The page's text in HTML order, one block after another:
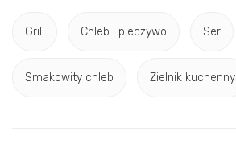
Grill Chleb i pieczywo Ser
Smakowity chleb Zielnik kuchenny